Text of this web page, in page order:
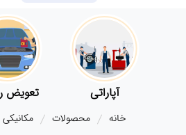
آپاراتی تعویض
خانه محصولات مکانیکی